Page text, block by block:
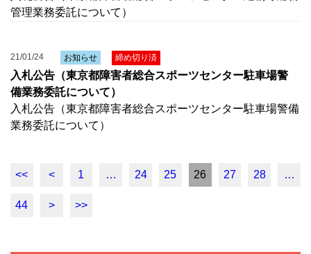
管理業務委託について）
21/01/24 お知らせ 締め切り済
入札公告（東京都障害者総合スポーツセンター駐車場警
備業務委託について）
入札公告（東京都障害者総合スポーツセンター駐車場警備
業務委託について）
<< < 1 … 24 25 26 27 28 …
44 > >>